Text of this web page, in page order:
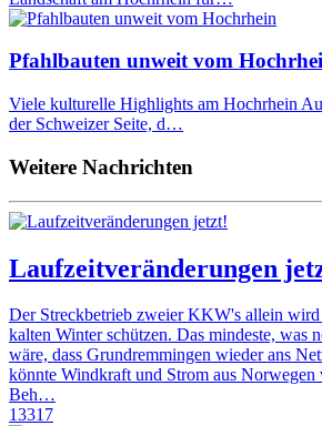
Pfahlbauten unweit vom
Viele kulturelle Highlights am Hochrhein
der Schweizer Seite, d…
Weitere Nachrichten
Laufzeitveränderungen
Der Streckbetrieb zweier KKW's allein
kalten Winter schützen. Das mindeste, was
wäre, dass Grundremmingen wieder ans
könnte Windkraft und Strom aus
Beh…
13317